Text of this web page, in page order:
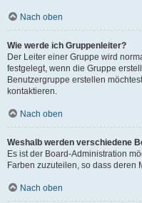
Nach oben
Wie werde ich Gruppenleiter?
Der Leiter einer Gruppe wird
festgelegt, wenn die Gruppe
Benutzergruppe erstellen
kontaktieren.
Nach oben
Weshalb werden verschiedene
Es ist der Board-Administration
Farben zuzuteilen, so dass deren
Nach oben